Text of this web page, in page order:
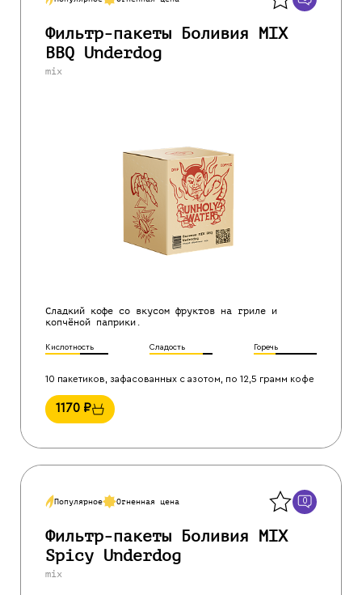
Фильтр-пакеты Боливия MIX
BBQ Underdog
mix
Сладкий кофе со вкусом фруктов на гриле и
копчёной паприки.
Кислотность Сладость Горечь
10 пакетиков, зафасованных с азотом, по 12,5 грамм кофе
1170 ₽
Популярное Огненная цена 0
Фильтр-пакеты Боливия MIX
Spicy Underdog
mix